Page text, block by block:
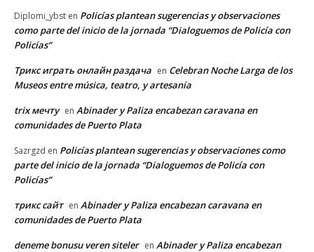
Diplomi_ybst en Policías plantean sugerencias y observaciones
como parte del inicio de la jornada “Dialoguemos de Policía con
Policías”
Трикс играть онлайн раздача en Celebran Noche Larga de los
Museos entre música, teatro, y artesanía
trix мечту en Abinader y Paliza encabezan caravana en
comunidades de Puerto Plata
Sazrgzd en Policías plantean sugerencias y observaciones como
parte del inicio de la jornada “Dialoguemos de Policía con
Policías”
трикс сайт en Abinader y Paliza encabezan caravana en
comunidades de Puerto Plata
deneme bonusu veren siteler en Abinader y Paliza encabezan